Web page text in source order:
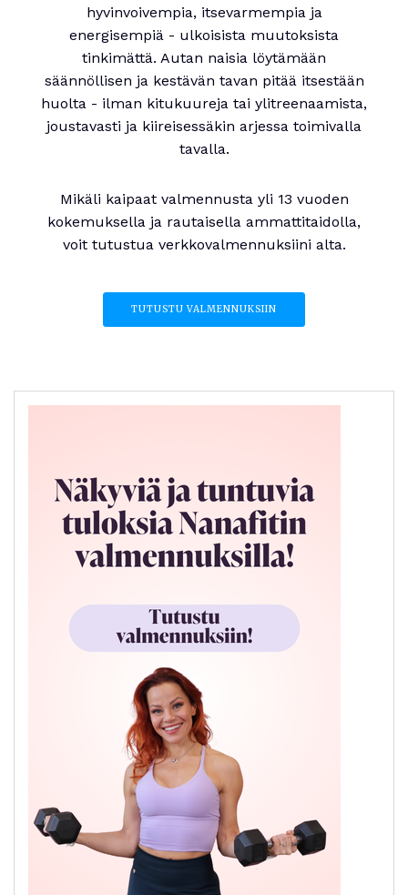
hyvinvoivempia, itsevarmempia ja
energisempiä - ulkoisista muutoksista
tinkimättä. Autan naisia löytämään
säännöllisen ja kestävän tavan pitää itsestään
huolta - ilman kitukuureja tai ylitreenaamista,
joustavasti ja kiireisessäkin arjessa toimivalla
tavalla.
Mikäli kaipaat valmennusta yli 13 vuoden
kokemuksella ja rautaisella ammattitaidolla,
voit tutustua verkkovalmennuksiini alta.
TUTUSTU VALMENNUKSIIN